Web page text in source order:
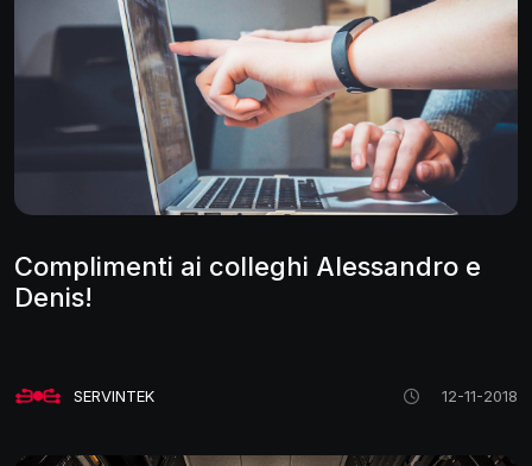
Complimenti ai colleghi Alessandro e
Denis!
SERVINTEK 12-11-2018